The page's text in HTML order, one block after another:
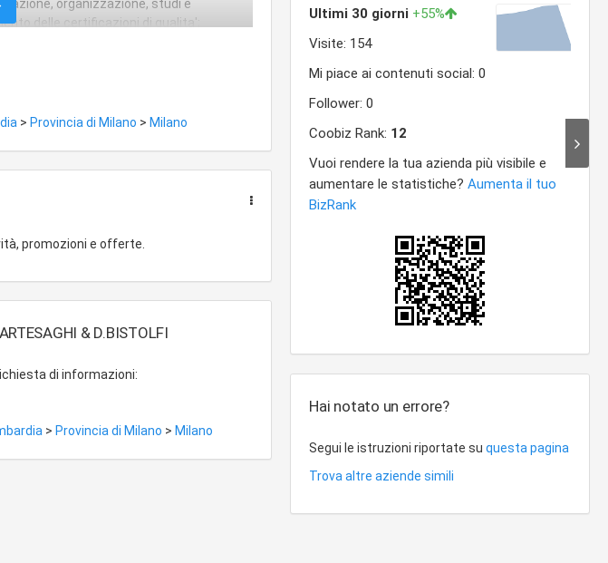
organizzazione, studi e
delle certificazioni di qualita';
modifiche dei processi
in genere; redazione di piani di
di formazione, di qualificazione, di
la realizzazione, assistenza tecnica,
> Provincia di Milano > Milano
promozioni e offerte.
& D.BISTOLFI
di informazioni:
> Provincia di Milano > Milano
Hai notato un errore?
Segui le istruzioni riportate suquesta pagina
Trova altre aziende simili